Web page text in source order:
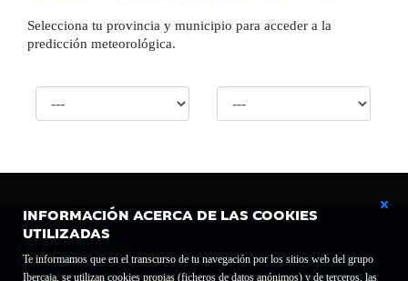
INFORMACIÓN ACERCA DE LAS COOKIES
UTILIZADAS
Te informamos que en el transcurso de tu navegación por los sitios web del grupo
Ibercaja, se utilizan cookies propias (ficheros de datos anónimos) y de terceros, las
Selecciona tu provincia y municipio para acceder a la
predicción meteorológica.